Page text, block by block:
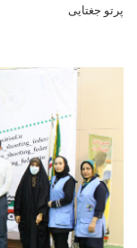
پرتو جغتایی